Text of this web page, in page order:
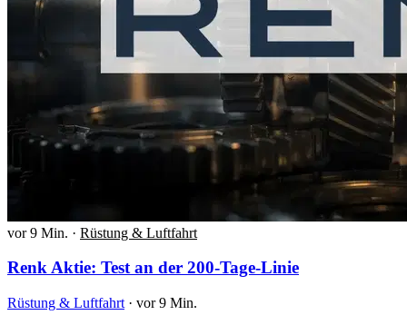
vor 9 Min. · Rüstung & Luftfahrt
Renk Aktie: Test an der 200-Tage-Linie
Rüstung & Luftfahrt · vor 9 Min.